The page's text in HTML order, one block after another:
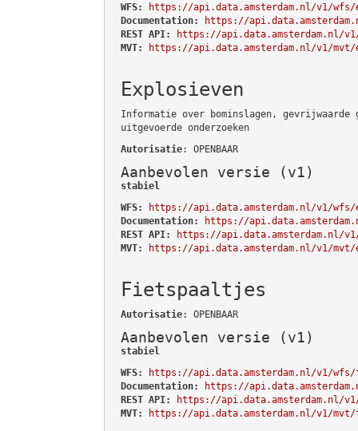
WFS:
https://api.data.amsterdam.nl/v1/wfs/
Documentation:
https://
REST API:
https://api.data.amsterdam.nl/v1/
MVT:
https://api.data.amsterdam.nl/v1/mvt/
Explosieven
Informatie over bominslagen, gevrijwaarde
uitgevoerde onderzoeken
Autorisatie: OPENBAAR
Aanbevolen versie (v1)
stabiel
WFS:
https://api.data.amsterdam.nl/v1/wfs/
Documentation:
https://
REST API:
https://api.data.amsterdam.nl/
MVT:
https://api.data.amsterdam.nl/v1/mvt/
Fietspaaltjes
Autorisatie: OPENBAAR
Aanbevolen versie (v1)
stabiel
WFS:
https://api.data.amsterdam.nl/v1/
Documentation:
https://
REST API:
https://api.data.amsterdam.nl/
MVT:
https://api.data.amsterdam.nl/v1/